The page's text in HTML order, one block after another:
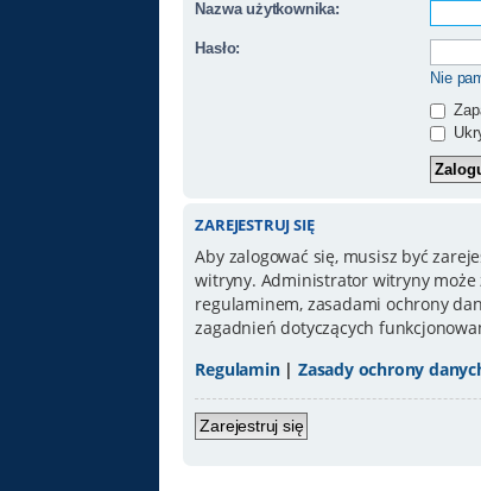
Nazwa użytkownika:
Hasło:
Nie
ZAREJESTRUJ SIĘ
Aby zalogować się, musisz być
witryny. Administrator witryny może
regulaminem, zasadami ochrony
zagadnień dotyczących
Regulamin|Zasady ochrony
Zarejestruj się